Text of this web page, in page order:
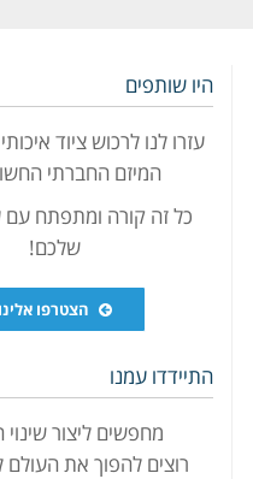
היו שותפים
עזרו לנו לרכוש ציוד
המיזם החברתי
כל זה קורה ומתפתח עם
שלכם!
הצטרפו אלינו
התיידדו עמנו
מחפשים ליצור
רוצים להפוך את העולם